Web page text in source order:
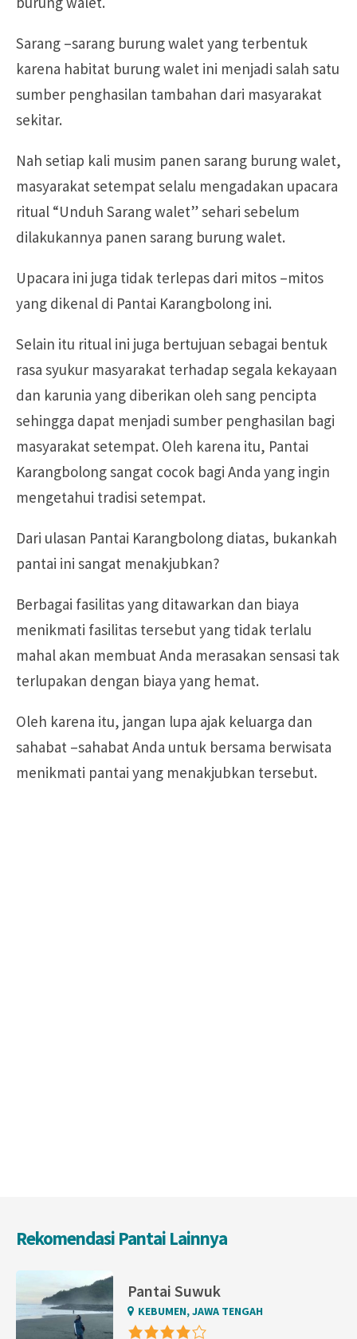
Sarang –sarang burung walet yang terbentuk
karena habitat burung walet ini menjadi salah satu
sumber penghasilan tambahan dari masyarakat
sekitar.
Nah setiap kali musim panen sarang burung walet,
masyarakat setempat selalu mengadakan upacara
ritual “Unduh Sarang walet” sehari sebelum
dilakukannya panen sarang burung walet.
Upacara ini juga tidak terlepas dari mitos –mitos
yang dikenal di Pantai Karangbolong ini.
Selain itu ritual ini juga bertujuan sebagai bentuk
rasa syukur masyarakat terhadap segala kekayaan
dan karunia yang diberikan oleh sang pencipta
sehingga dapat menjadi sumber penghasilan bagi
masyarakat setempat. Oleh karena itu, Pantai
Karangbolong sangat cocok bagi Anda yang ingin
mengetahui tradisi setempat.
Dari ulasan Pantai Karangbolong diatas, bukankah
pantai ini sangat menakjubkan?
Berbagai fasilitas yang ditawarkan dan biaya
menikmati fasilitas tersebut yang tidak terlalu
mahal akan membuat Anda merasakan sensasi tak
terlupakan dengan biaya yang hemat.
Oleh karena itu, jangan lupa ajak keluarga dan
sahabat –sahabat Anda untuk bersama berwisata
menikmati pantai yang menakjubkan tersebut.
Rekomendasi Pantai Lainnya
Pantai Suwuk
KEBUMEN, JAWA TENGAH